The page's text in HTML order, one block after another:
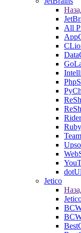
All
Rider
Jetico